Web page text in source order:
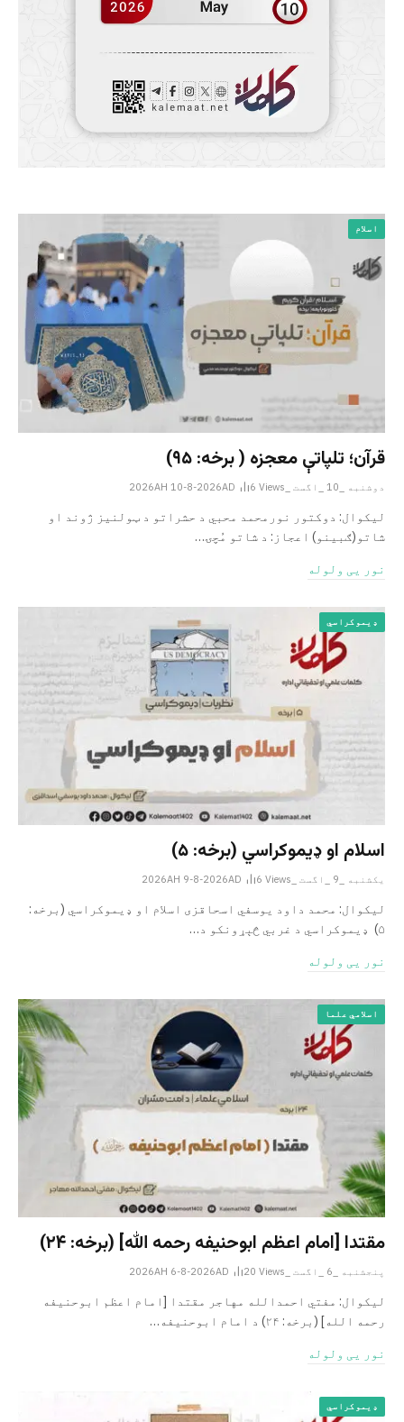
اسلام
قرآن؛ تلپاتې معجزه ( برخه: ۹۵)
دوشنبه _10 _اگست _2026AH 10-8-2026AD 6 Views
لیکوال: دوکتور نورمحمد محبي د حشراتو د ټولنیز ژوند او
شاتو(ګبینو) اعجاز: د شاتو مُچۍ…
نور یی ولوله
ډیموکراسي
اسلام او ډیموکراسي (برخه: ۵)
یکشنبه _9 _اگست _2026AH 9-8-2026AD 6 Views
لیکوال: محمد داود یوسفي اسحاقزی اسلام او ډیموکراسي (برخه:
۵) ډیموکراسي د غربي څېړونکو د…
نور یی ولوله
اسلامي علما
مقتدا [امام اعظم ابوحنیفه رحمه الله‎] (برخه: ۲۴)
پنجشنبه _6 _اگست _2026AH 6-8-2026AD 20 Views
لیکوال: مفتي احمدالله مهاجر مقتدا [امام اعظم ابوحنیفه
رحمه الله‎] (برخه: ۲۴) د امام ابوحنيفه…
نور یی ولوله
ډیموکراسي